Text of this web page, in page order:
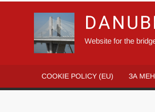
Website for the
COOKIE POLICY (EU) ЗА МЕН